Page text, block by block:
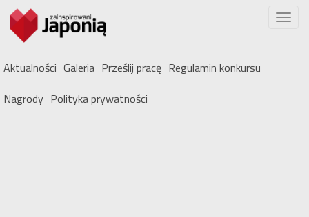
Aktualności Galeria Prześlij pracę Regulamin konkursu
Nagrody Polityka prywatności